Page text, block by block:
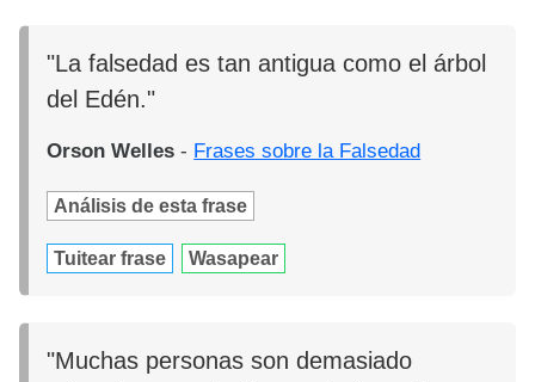
"La falsedad es tan antigua como el árbol
del Edén."
Orson Welles - Frases sobre la Falsedad
Análisis de esta frase
Tuitear frase Wasapear
"Muchas personas son demasiado